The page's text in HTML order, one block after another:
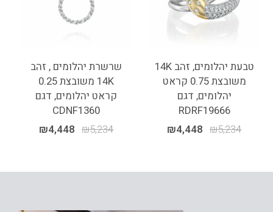
טבעת יהלומים, זהב 14K
משובצת 0.75 קראט
יהלומים, דגם
RDRF19666
₪5,234
₪4,448
שרשרת יהלומים , זהב
14K משובצת 0.25
קראט יהלומים, דגם
CDNF1360
₪5,234
₪4,448